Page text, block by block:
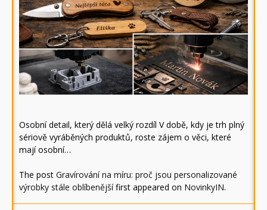
Osobní detail, který dělá velký rozdíl V době, kdy je trh plný
sériově vyráběných produktů, roste zájem o věci, které
mají osobní…
The post Gravírování na míru: proč jsou personalizované
výrobky stále oblíbenějšífirst appeared on NovinkyIN.